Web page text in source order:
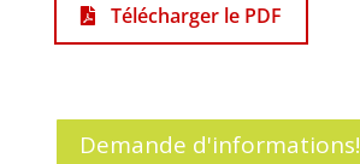
Télécharger le PDF
Demande d'informations!